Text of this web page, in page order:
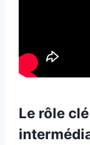
Le rôle